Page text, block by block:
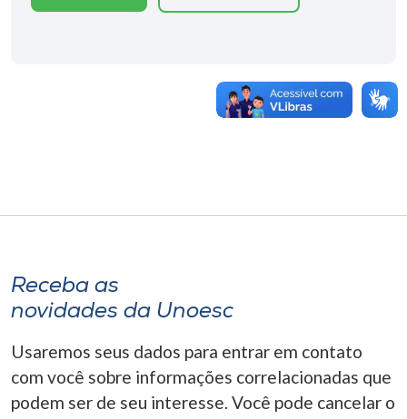
Receba as
novidades da Unoesc
Usaremos seus dados para entrar em contato
com você sobre informações correlacionadas que
podem ser de seu interesse. Você pode cancelar o